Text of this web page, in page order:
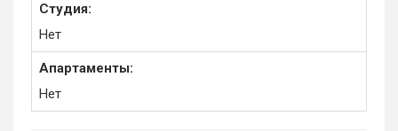
Студия:
Нет
Апартаменты:
Нет